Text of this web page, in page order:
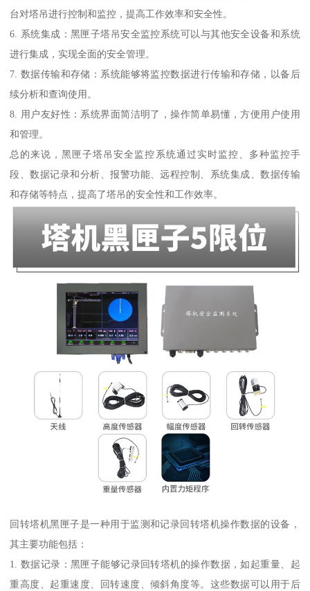
台对塔吊进行控制和监控，提高工作效率和安全性。
6. 系统集成：黑匣子塔吊安全监控系统可以与其他安全设备和系统
进行集成，实现全面的安全管理。
7. 数据传输和存储：系统能够将监控数据进行传输和存储，以备后
续分析和查询使用。
8. 用户友好性：系统界面简洁明了，操作简单易懂，方便用户使用
和管理。
总的来说，黑匣子塔吊安全监控系统通过实时监控、多种监控手
段、数据记录和分析、报警功能、远程控制、系统集成、数据传输
和存储等特点，提高了塔吊的安全性和工作效率。
回转塔机黑匣子是一种用于监测和记录回转塔机操作数据的设备，
其主要功能包括：
1. 数据记录：黑匣子能够记录回转塔机的操作数据，如起重量、起
重高度、起重速度、回转速度、倾斜角度等。这些数据可以用于后